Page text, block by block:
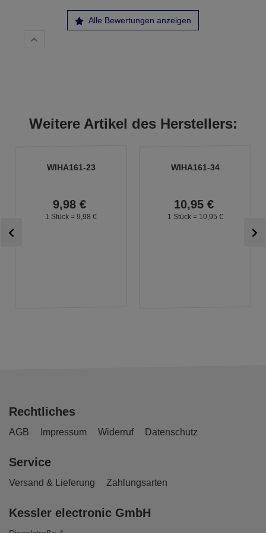
Alle Bewertungen anzeigen
Weitere Artikel des Herstellers:
WIHA161-23
9,98 €
1 Stück = 9, 98 €
WIHA161-34
10,95 €
1 Stück = 10, 95 €
Rechtliches
AGB Impressum Widerruf Datenschutz
Service
Versand & Lieferung Zahlungsarten
Kessler electronic GmbH